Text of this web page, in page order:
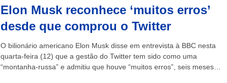
Elon Musk reconhece ‘muitos erros’
desde que comprou o Twitter
O bilionário americano Elon Musk disse em entrevista à BBC nesta
quarta-feira (12) que a gestão do Twitter tem sido como uma
“montanha-russa” e admitiu que houve “muitos erros”, seis meses